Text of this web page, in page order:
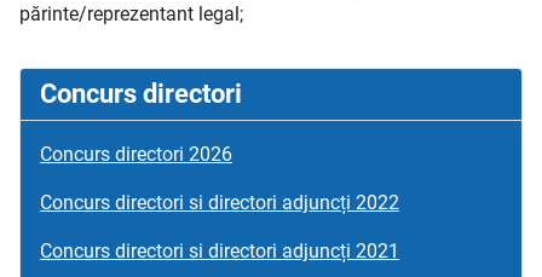
părinte/reprezentant legal;
Concurs directori
Concurs directori 2026
Concurs directori si directori adjuncți 2022
Concurs directori si directori adjuncți 2021